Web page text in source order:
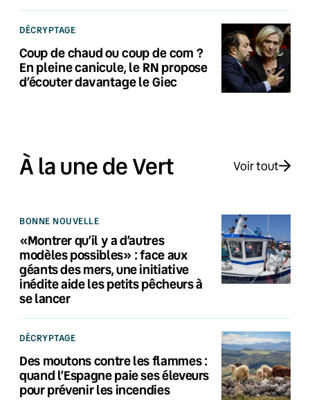
DÉCRYPTAGE
Coup de chaud ou coup de com ?
En pleine canicule, le RN propose
d’écouter davantage le Giec
À la une de Vert Voir tout
BONNE NOUVELLE
«Montrer qu’il y a d’autres
modèles possibles» : face aux
géants des mers, une initiative
inédite aide les petits pêcheurs à
se lancer
DÉCRYPTAGE
Des moutons contre les flammes :
quand l’Espagne paie ses éleveurs
pour prévenir les incendies